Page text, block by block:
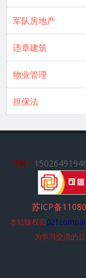
军队房地产
违章建筑
物业管理
担保法
Tel：
苏ICP备
本站版权归
为学习交流的